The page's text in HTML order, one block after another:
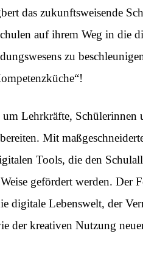
das zukunftsweisende
auf ihrem Weg in die
zu
Lehrkräfte, Schülerinnen
Mit
Tools, die den
gefördert werden. Der
digitale Lebenswelt, der
der kreativen Nutzung